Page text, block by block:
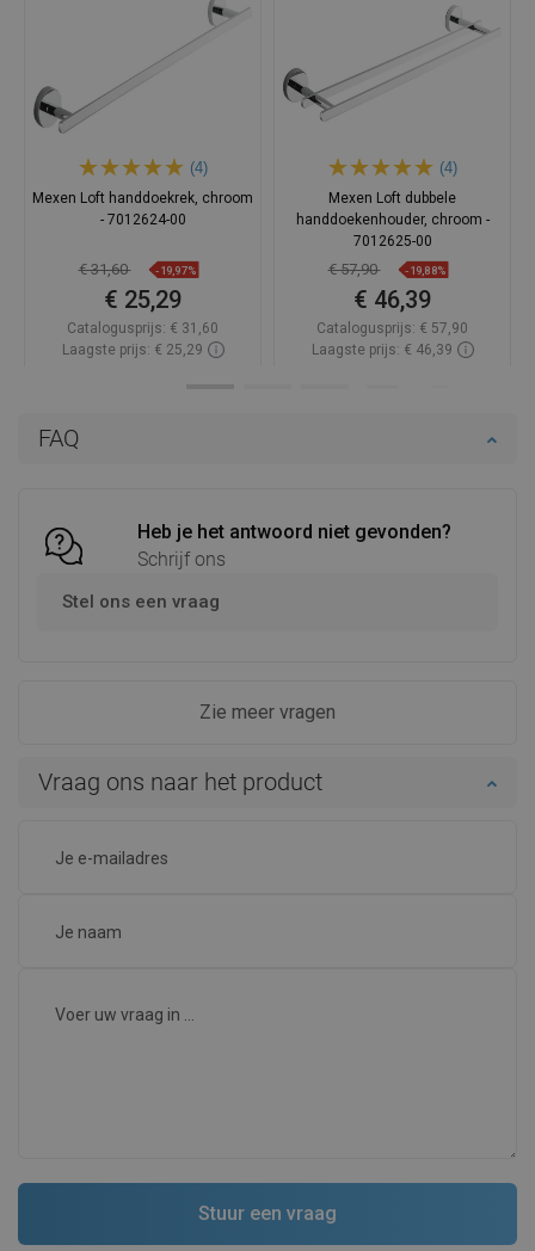
FAQ
Heb je het antwoord niet gevonden?
Schrijf ons
Stel ons een vraag
Zie meer vragen
Vraag ons naar het product
(4)
Mexen Loft handdoekrek, chroom
- 7012624-00
€ 31,60 -19,97%
€ 25,29
Catalogusprijs: € 31,60
Laagste prijs: € 25,29
(4)
Mexen Loft dubbele
handdoekenhouder, chroom -
7012625-00
€ 57,90 -19,88%
€ 46,39
Catalogusprijs: € 57,90
Laagste prijs: € 46,39